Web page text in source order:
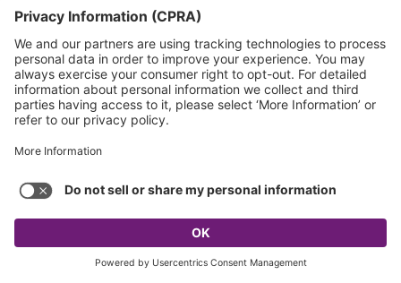
Verwendung von 2D-Barcodes für vernetzte
Barcodes
Informieren Sie sich darüber, wie Sie die
Getränkekennzeichnung auf allen
Verpackungsebenen optimieren können:
keyboard_arrow_up
QUICK ACCESS TOOLS